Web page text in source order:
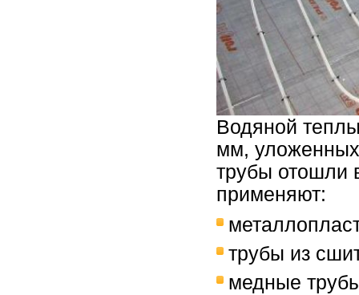
Водяной
мм,
трубы отошли
применяют:
трубы из
медные